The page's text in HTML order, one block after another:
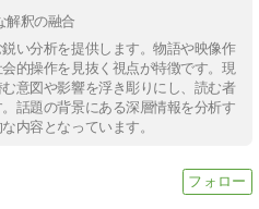
解釈の融合
い分析を提供します。物語や映像作
的操作を見抜く視点が特徴です。現
意図や影響を浮き彫りにし、読む者
話題の背景にある深層情報を分析す
内容となっています。